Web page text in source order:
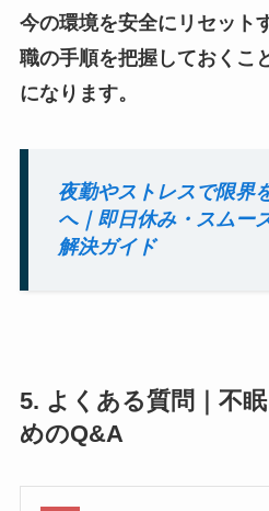
今の環境を安全にリセット
職の手順を把握しておくこ
になります。
夜勤やストレスで限界
へ｜即日休み・スムー
解決ガイド
5. よくある質問｜不
めのQ&A